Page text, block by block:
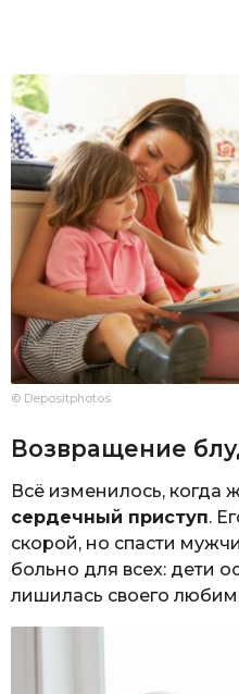
© Depositphotos
Возвращение
Всё изменилось, когда
сердечный приступ.
скорой, но спасти
больно для всех: дети
лишилась своего